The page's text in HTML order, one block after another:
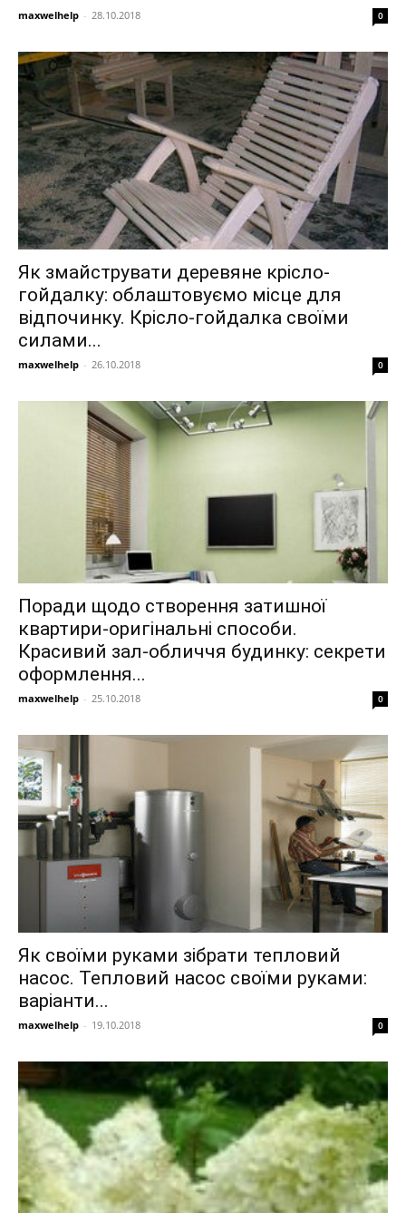
maxwelhelp - 28.10.2018 0
Як змайструвати деревяне крісло-
гойдалку: облаштовуємо місце для
відпочинку. Крісло-гойдалка своїми
силами...
maxwelhelp - 26.10.2018 0
Поради щодо створення затишної
квартири-оригінальні способи.
Красивий зал-обличчя будинку: секрети
оформлення...
maxwelhelp - 25.10.2018 0
Як своїми руками зібрати тепловий
насос. Тепловий насос своїми руками:
варіанти...
maxwelhelp - 19.10.2018 0